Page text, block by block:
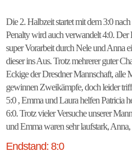
Die 2. Halbzeit startet mit dem 3:0
Penalty wird auch verwandelt 4:0.
super Vorarbeit durch Nele und Anna
dieser ins Aus. Trotz mehrerer guter
Eckige der Dresdner Mannschaft, alle
gewinnen Zweikämpfe, doch leider
5:0 , Emma und Laura helfen Patricia
6:0. Trotz vieler Versuche unserer
und Emma waren sehr laufstark,
Endstand: 8:0